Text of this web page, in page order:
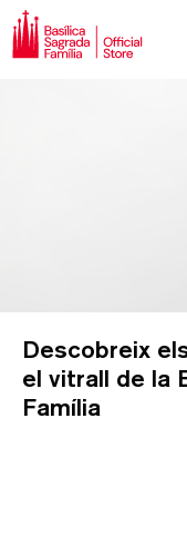
Descobreix
el vitrall de la
Família